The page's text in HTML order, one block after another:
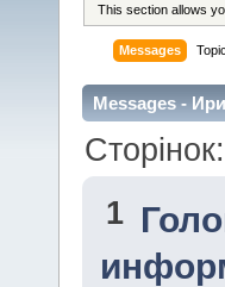
This section allows
Messages
Messages -
1